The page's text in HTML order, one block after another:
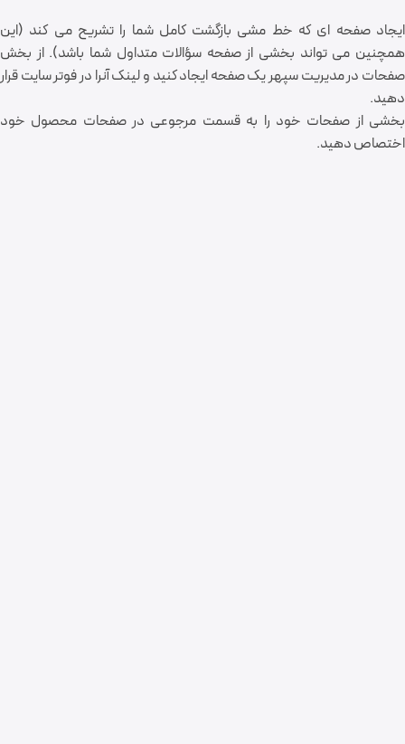
ایجاد صفحه ای که خط مشی بازگشت کامل شما را تشریح می کند (این
همچنین می تواند بخشی از صفحه سؤالات متداول شما باشد). از بخش
صفحات در مدیریت سپهر یک صفحه ایجاد کنید و لینک آنرا در فوتر سایت قرار
دهید.
بخشی از صفحات خود را به قسمت مرجوعی در صفحات محصول خود
اختصاص دهید.